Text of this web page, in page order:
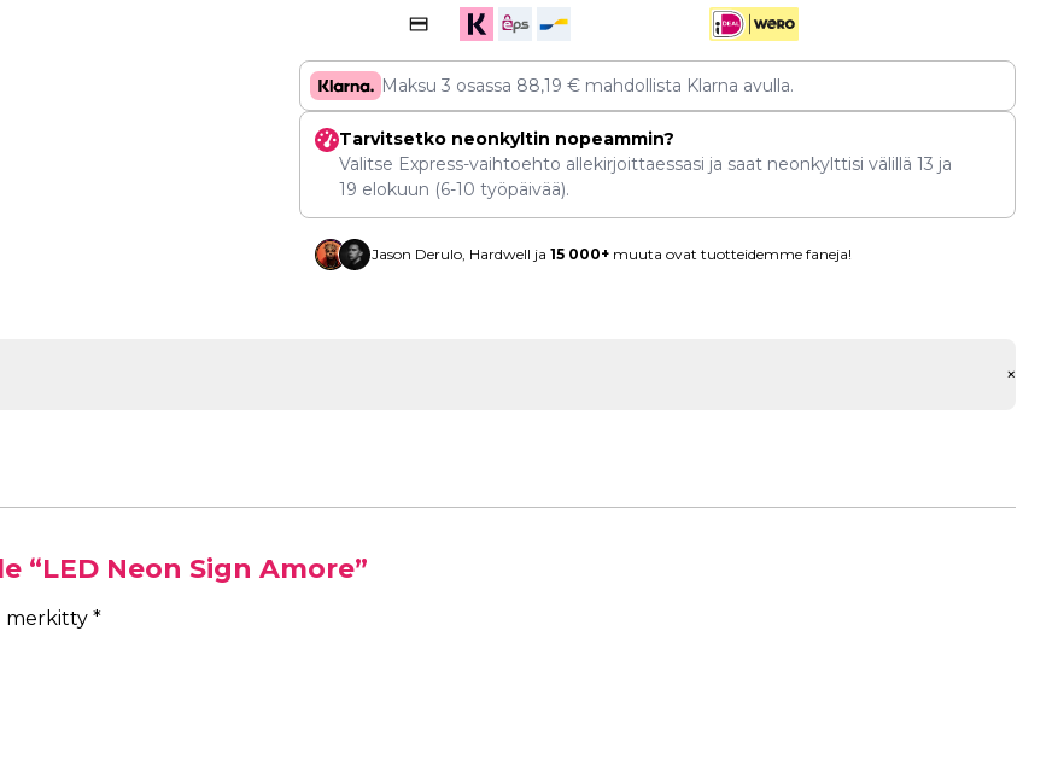
Maksu 3 osassa 88,19€ mahdollista Klarna avulla.
Tarvitsetko neonkyltin nopeammin?
Valitse Express-vaihtoehto allekirjoittaessasi ja saat neonkylttisi välillä 13 ja
19 elokuun (6-10 työpäivää).
Jason Derulo, Hardwell ja 15 000+muuta ovat tuotteidemme faneja!
+
Neon Sign Amore”
merkitty *